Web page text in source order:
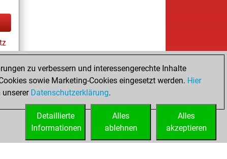
zu verbessern und interessengerechte Inhalte
sowie Marketing-Cookies eingesetzt werden. Hier
unserer Datenschutzerklärung.
Alles
akzeptieren
Alles
ablehnen
Detaillierte
Informationen